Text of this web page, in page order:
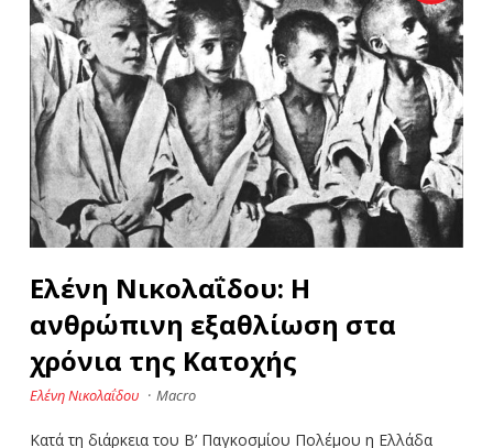
Ελένη Νικολαΐδου: Η
ανθρώπινη εξαθλίωση στα
χρόνια της Κατοχής
Ελένη Νικολαΐδου · Macro
Κατά τη διάρκεια του Β’ Παγκοσμίου Πολέμου η Ελλάδα